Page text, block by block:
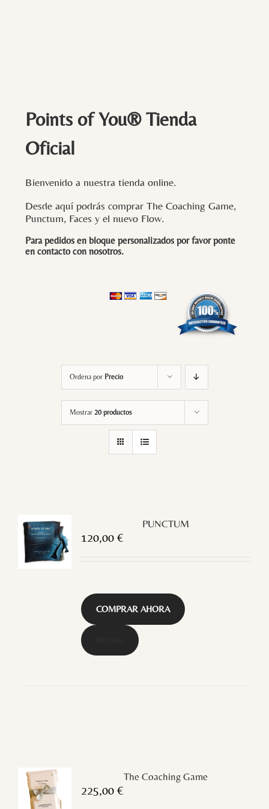
Points of You® Tienda
Oficial
Bienvenido a nuestra tienda online.
Desde aquí podrás comprar The Coaching Game,
Punctum, Faces y el nuevo Flow.
Para pedidos en bloque personalizados por favor ponte
en contacto con nosotros.
Ordena por Precio
Mostrar 20 productos
PUNCTUM
120,00 €
COMPRAR AHORA
The Coaching Game
225,00 €